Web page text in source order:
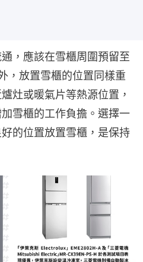
，應該在雪櫃周圍預留至
，放置雪櫃的位置同樣重
灶或暖氣片等熱源位置，
雪櫃的工作負擔。選擇一
的位置放置雪櫃，是保持